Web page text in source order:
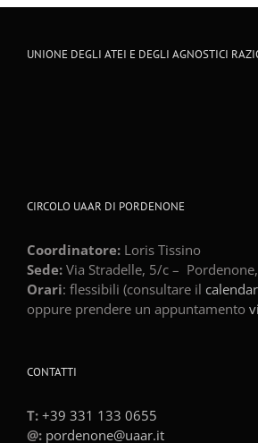
UNIONE DEGLI ATEI E DEGLI AGNOSTICI
CIRCOLO UAAR DI PORDENONE
Coordinatore: Loris Tissino
Sede: Via Stradelle, 5/c – Pordenone,
Orari: flessibili (consultare il
oppure prendere un appuntamento
CONTATTI
T: +39 331 133 0655
@: pordenone@uaar.it